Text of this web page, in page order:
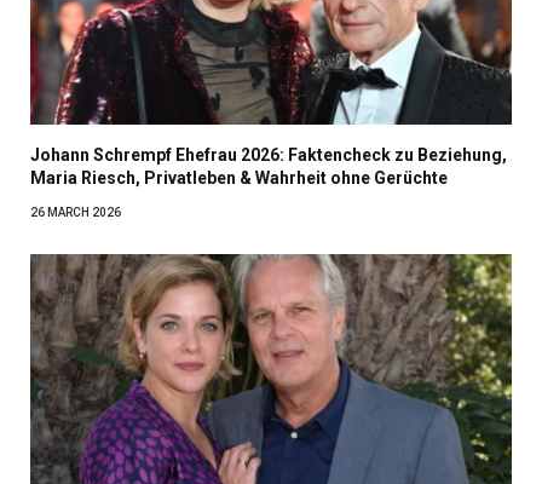
Johann Schrempf Ehefrau 2026: Faktencheck zu Beziehung,
Maria Riesch, Privatleben & Wahrheit ohne Gerüchte
26 MARCH 2026